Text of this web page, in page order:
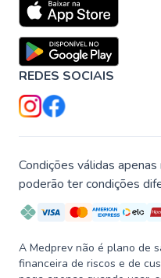
REDES SOCIAIS
Condições válidas
poderão ter condições
A Medprev não é plano de
financeira de riscos e de